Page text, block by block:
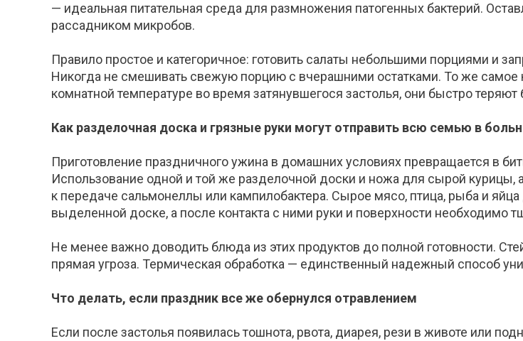
— идеальная питательная среда для размножения патогенных бактерий.
рассадником микробов.
Правило простое и категоричное: готовить салаты небольшими порциями и
Никогда не смешивать свежую порцию с вчерашними остатками. То же самое
комнатной температуре во время затянувшегося застолья, они быстро теряют
Как разделочная доска и грязные руки могут отправить всю семью в
Приготовление праздничного ужина в домашних условиях превращается в
Использование одной и той же разделочной доски и ножа для сырой курицы,
к передаче сальмонеллы или кампилобактера. Сырое мясо, птица, рыба и
выделенной доске, а после контакта с ними руки и поверхности необходимо
Не менее важно доводить блюда из этих продуктов до полной готовности.
прямая угроза. Термическая обработка — единственный надежный способ
Что делать, если праздник все же обернулся отравлением
Если после застолья появилась тошнота, рвота, диарея, рези в животе или